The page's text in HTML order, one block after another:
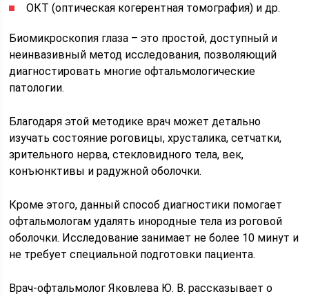
ОКТ (оптическая когерентная томография) и др.
Биомикроскопия глаза – это простой, доступный и
неинвазивный метод исследования, позволяющий
диагностировать многие офтальмологические
патологии.
Благодаря этой методике врач может детально
изучать состояние роговицы, хрусталика, сетчатки,
зрительного нерва, стекловидного тела, век,
конъюнктивы и радужной оболочки.
Кроме этого, данный способ диагностики помогает
офтальмологам удалять инородные тела из роговой
оболочки. Исследование занимает не более 10 минут и
не требует специальной подготовки пациента.
Врач-офтальмолог Яковлева Ю. В. рассказывает о